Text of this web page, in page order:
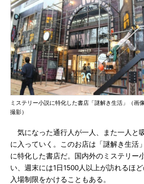
ミステリー小説に特化した書店「謎解き生活」（画
撮影）
気になった通行人が一人、また一人と
に入っていく。このお店は「謎解き生活
に特化した書店だ。国内外のミステリー
い、週末には1日1500人以上が訪れるほ
入場制限をかけることもある。